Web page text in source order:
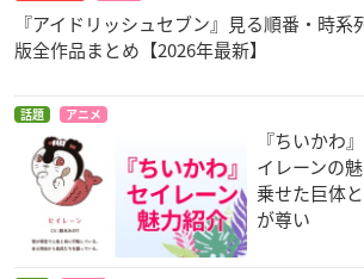
『アイドリッシュセブン』見る順番・時
版全作品まとめ【2026年最新】
話題 アニメ
『ちいかわ
イレーンの
乗せた巨体
が尊い